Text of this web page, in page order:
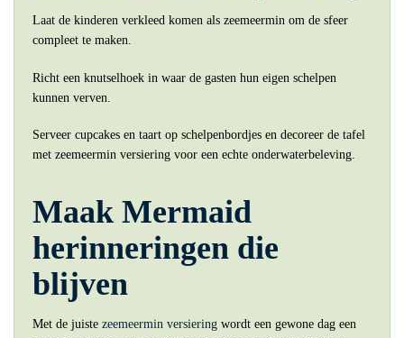
Laat de kinderen verkleed komen als zeemeermin om de sfeer
compleet te maken.
Richt een knutselhoek in waar de gasten hun eigen schelpen
kunnen verven.
Serveer cupcakes en taart op schelpenbordjes en decoreer de tafel
met zeemeermin versiering voor een echte onderwaterbeleving.
Maak Mermaid
herinneringen die
blijven
Met de juiste zeemeermin versiering wordt een gewone dag een